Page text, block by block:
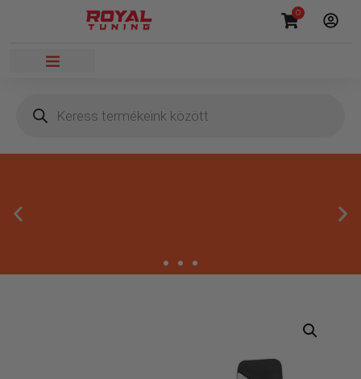
0
Gyors rendelésfeldolgozással segítünk, hogy hamar
kézhez kapd a csomagod.